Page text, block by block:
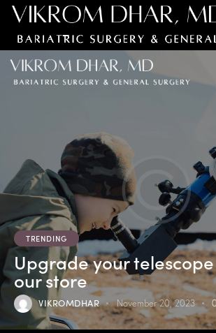
TRENDING
Upgrade your
our store
VIKROMDHAR November 20, 2023 0